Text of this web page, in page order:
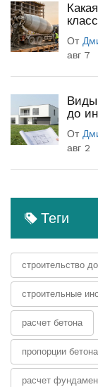
От
авг 7
Виды
до
От
авг 2
Теги
строительство
строительные
расчет бетона
пропорции бетона
расчет